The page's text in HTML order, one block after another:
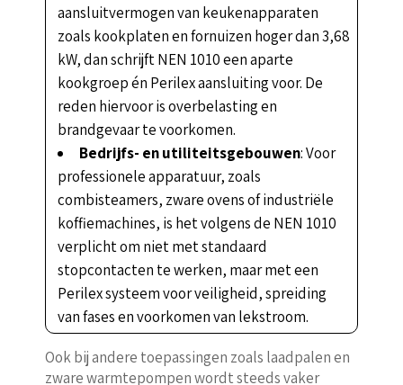
aansluitvermogen van keukenapparaten
zoals kookplaten en fornuizen hoger dan 3,68
kW, dan schrijft NEN 1010 een aparte
kookgroep én Perilex aansluiting voor. De
reden hiervoor is overbelasting en
brandgevaar te voorkomen.
Bedrijfs- en utiliteitsgebouwen: Voor
professionele apparatuur, zoals
combisteamers, zware ovens of industriële
koffiemachines, is het volgens de NEN 1010
verplicht om niet met standaard
stopcontacten te werken, maar met een
Perilex systeem voor veiligheid, spreiding
van fases en voorkomen van lekstroom.
Ook bij andere toepassingen zoals laadpalen en
zware warmtepompen wordt steeds vaker